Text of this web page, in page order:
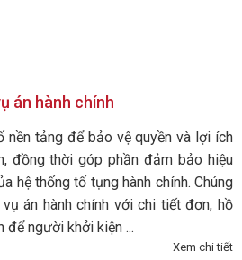
án hành chính
nền tảng để bảo vệ quyền và lợi ích
đồng thời góp phần đảm bảo hiệu
hệ thống tố tụng hành chính. Chúng
án hành chính với chi tiết đơn, hồ
người khởi kiện ...
Xem chi tiết